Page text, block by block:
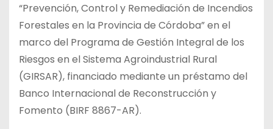
“Prevención, Control y Remediación de Incendios
Forestales en la Provincia de Córdoba” en el
marco del Programa de Gestión Integral de los
Riesgos en el Sistema Agroindustrial Rural
(GIRSAR), financiado mediante un préstamo del
Banco Internacional de Reconstrucción y
Fomento (BIRF 8867-AR).